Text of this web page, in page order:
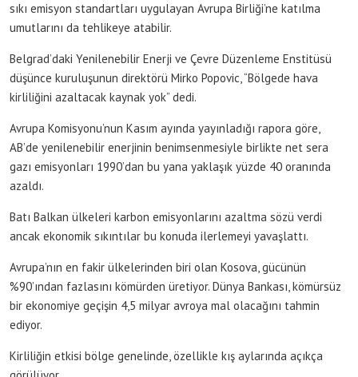
sıkı emisyon standartları uygulayan Avrupa Birliği’ne katılma
umutlarını da tehlikeye atabilir.
Belgrad’daki Yenilenebilir Enerji ve Çevre Düzenleme Enstitüsü
düşünce kuruluşunun direktörü Mirko Popovic, “Bölgede hava
kirliliğini azaltacak kaynak yok” dedi.
Avrupa Komisyonu’nun Kasım ayında yayınladığı rapora göre,
AB’de yenilenebilir enerjinin benimsenmesiyle birlikte net sera
gazı emisyonları 1990’dan bu yana yaklaşık yüzde 40 oranında
azaldı.
Batı Balkan ülkeleri karbon emisyonlarını azaltma sözü verdi
ancak ekonomik sıkıntılar bu konuda ilerlemeyi yavaşlattı.
Avrupa’nın en fakir ülkelerinden biri olan Kosova, gücünün
%90’ından fazlasını kömürden üretiyor. Dünya Bankası, kömürsüz
bir ekonomiye geçişin 4,5 milyar avroya mal olacağını tahmin
ediyor.
Kirliliğin etkisi bölge genelinde, özellikle kış aylarında açıkça